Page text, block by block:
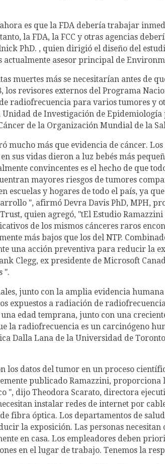
es que la FDA debería trabajar
la FDA, la FCC y otras agencias
PhD. , quien dirigió el diseño del
actualmente asesor principal de
muertes más se necesitarían antes de
los revisores externos del Programa
radiofrecuencia para varios tumores y
Unidad de Investigación de
de la Organización Mundial de la
mucho más que evidencia de cáncer.
sus vidas dieron a luz bebés más
convincentes es el hecho de que
mayores riesgos de tumores
escuelas y hogares de todo el país, ya
", afirmó Devra Davis PhD, MPH,
quien agregó, "tEl Estudio
de los mismos cánceres raros
más bajos que los del NTP.
una acción preventiva para reducir la
Clegg, ex presidente de Microsoft
".
junto con la amplia evidencia
expuestos a radiación de
edad temprana, junto con una
la radiofrecuencia es un carcinógeno
Dalla Lana de la Universidad de
los datos del tumor en un proceso
publicado Ramazzini,
", dijo Theodora Scarato, directora
instalar redes de internet por
fibra óptica. Los departamentos de
la exposición. Las personas
en casa. Los empleadores deben
en el lugar de trabajo. Tenemos la